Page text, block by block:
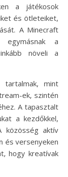
a játékosok
és ötleteiket,
A Minecraft
egymásnak a
növeli a
mint
ek, szintén
A tapasztalt
a kezdőkkel,
aktív
és versenyeken
hogy kreatívak